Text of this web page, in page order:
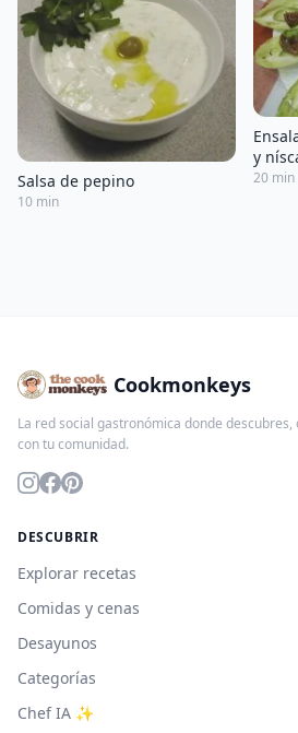
Salsa de pepino
10 min
y
20 min
Cookmonkeys
La red social gastronómica donde
con tu comunidad.
DESCUBRIR
Explorar recetas
Comidas y cenas
Desayunos
Categorías
Chef IA ✨